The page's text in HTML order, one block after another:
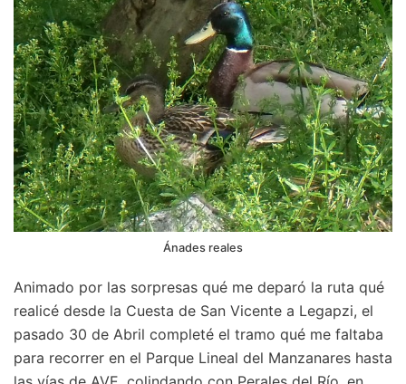
Ánades reales
Animado por las sorpresas qué me deparó la ruta qué
realicé desde la Cuesta de San Vicente a Legapzi, el
pasado 30 de Abril completé el tramo qué me faltaba
para recorrer en el Parque Lineal del Manzanares hasta